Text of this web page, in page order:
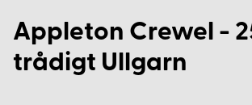
Appleton Crewel -
trådigt Ullgarn